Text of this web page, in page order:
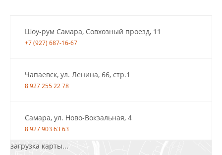
Шоу-рум Самара, Совхозный проезд, 11
+7 (927) 687-16-67
Чапаевск, ул. Ленина, 66, стр.1
8 927 255 22 78
Самара, ул. Ново-Вокзальная, 4
8 927 903 63 63
загрузка карты...